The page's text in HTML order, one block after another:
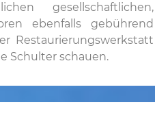
gesellschaftlichen,
ebenfalls gebührend
Restaurierungswerkstatt
Schulter schauen.